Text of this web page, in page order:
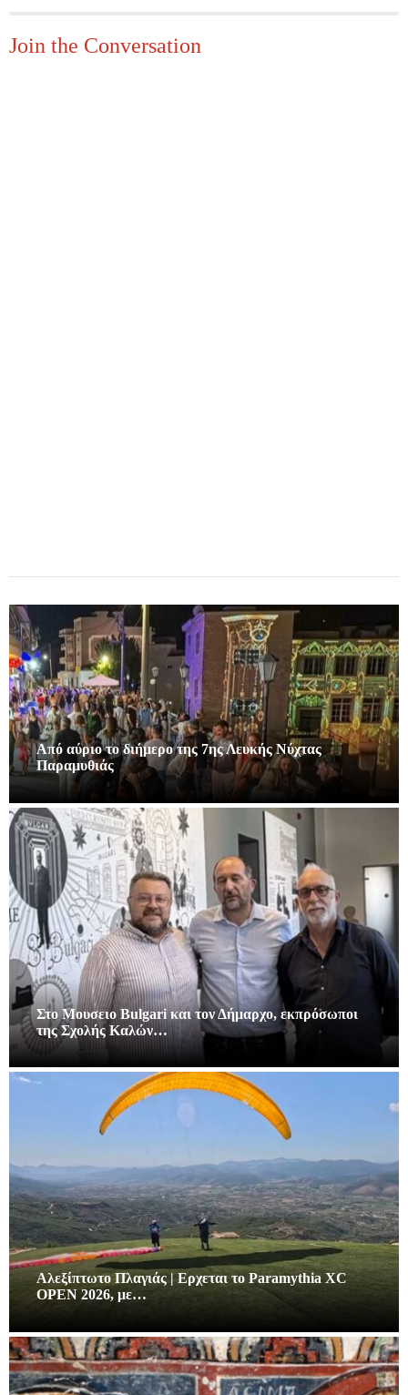
Join the Conversation
Από αύριο το διήμερο της 7ης Λευκής Νύχτας
Παραμυθιάς
Στο Μουσειο Bulgari και τον Δήμαρχο, εκπρόσωποι
της Σχολής Καλών…
Αλεξίπτωτο Πλαγιάς | Ερχεται το Paramythia XC
OPEN 2026, με…